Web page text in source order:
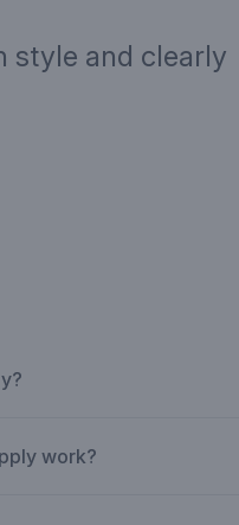
style and clearly
work?